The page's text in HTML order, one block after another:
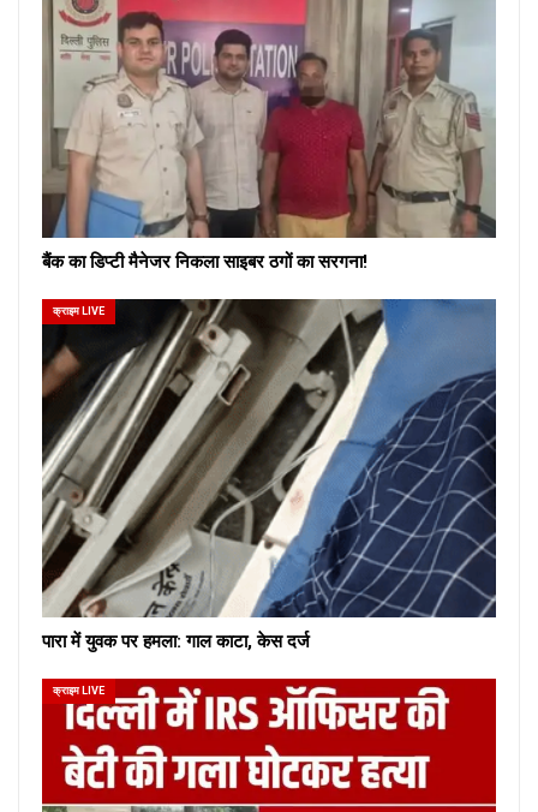
बैंक का डिप्टी मैनेजर निकला साइबर ठगों का सरगना!
क्राइम LIVE
पारा में युवक पर हमला: गाल काटा, केस दर्ज
क्राइम LIVE